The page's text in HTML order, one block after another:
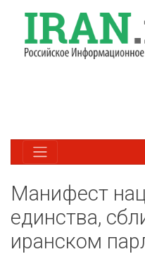
Манифест
единства,
иранском